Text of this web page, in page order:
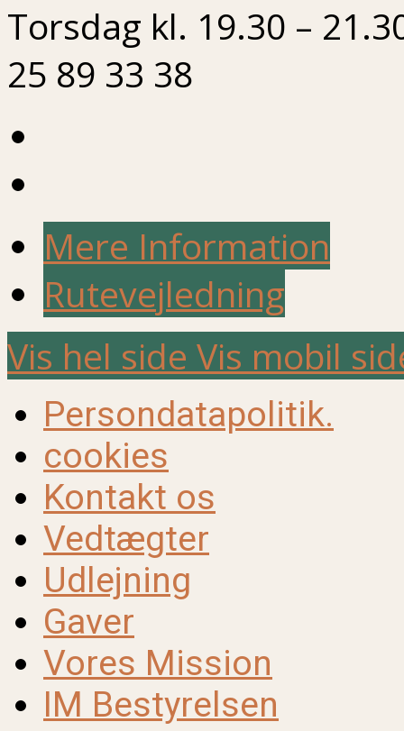
Torsdag kl. 19.30 –
25 89 33 38
Mere Information
Rutevejledning
Vis hel side Vis mobil
Persondatapolitik.
cookies
Kontakt os
Vedtægter
Udlejning
Gaver
Vores Mission
IM Bestyrelsen